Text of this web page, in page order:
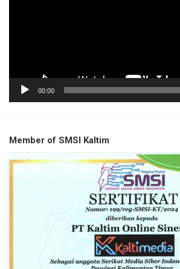
00:00
Member of SMSI Kaltim